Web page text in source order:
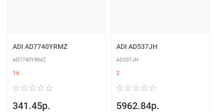
ADI AD7740YRMZ
AD7740YRMZ
16
341.45р.
ADI AD537JH
AD537JH
2
5962.84р.